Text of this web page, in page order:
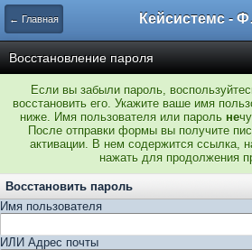
← Главная
Восстановление пароля
Если вы забыли пароль,
восстановить его. Укажите ваше имя
ниже. Имя пользователя или пароль не
После отправки формы вы получите
активации. В нем содержится ссылка,
нажать для продолжения
Восстановить пароль
Имя пользователя
ИЛИ Адрес почты